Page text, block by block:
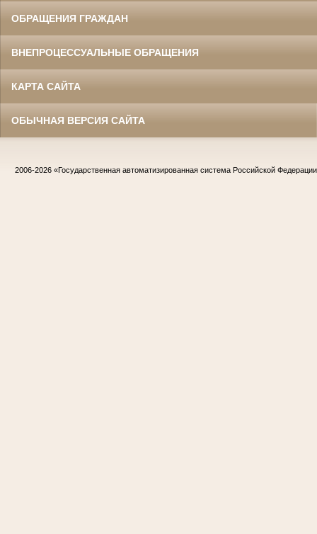
ОБРАЩЕНИЯ ГРАЖДАН
ВНЕПРОЦЕССУАЛЬНЫЕ ОБРАЩЕНИЯ
КАРТА САЙТА
ОБЫЧНАЯ ВЕРСИЯ САЙТА
2006-2026 «Государственная автоматизированная система Российской